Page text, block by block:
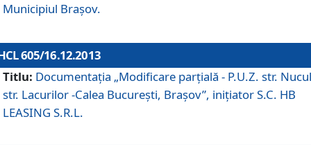
Municipiul Braşov.
605/16.12.2013
Titlu: Documentaţia „Modificare parţială - P.U.Z. str.
str. Lacurilor -Calea Bucureşti, Braşov”, iniţiator S.C. HB
LEASING S.R.L.